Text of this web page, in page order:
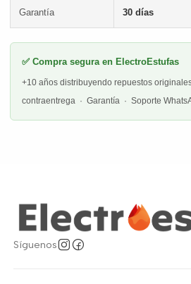
Garantía 30 días
✅ Compra segura en ElectroEstufas
+10 años distribuyendo repuestos
contraentrega · Garantía · Soporte
Síguenos